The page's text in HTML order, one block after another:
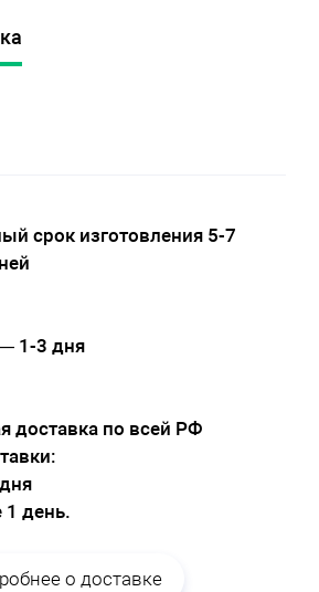
срок изготовления 5-7
1-3 дня
доставка по всей РФ
1 день.
о доставке